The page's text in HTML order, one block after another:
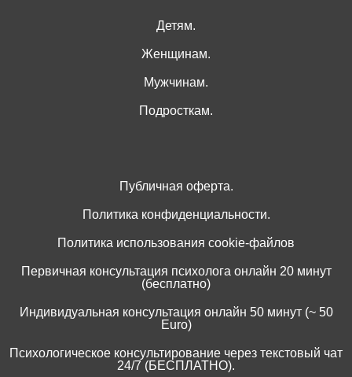
Детям.
Женщинам.
Мужчинам.
Подросткам.
Публичная оферта.
Политика конфиденциальности.
Политика использования cookie-файлов
Первичная консультация психолога онлайн 20 минут
(бесплатно)
Индивидуальная консультация онлайн 50 минут (~ 50
Euro)
Психологическое консультирование через текстовый чат
24/7 (БЕСПЛАТНО).